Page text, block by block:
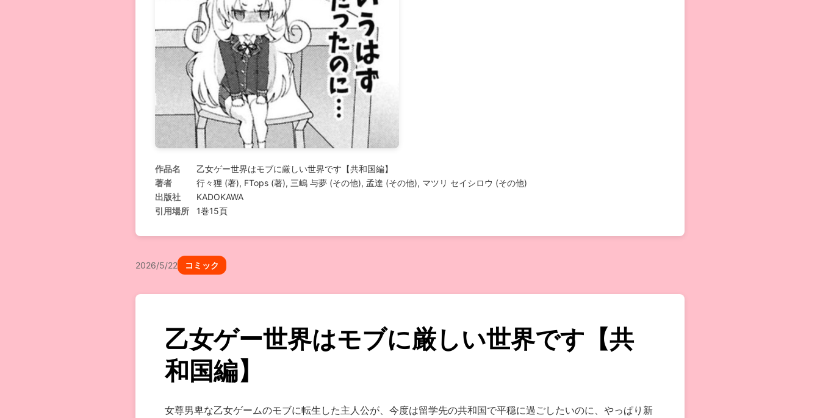
作品名
乙女ゲー世界はモブに厳しい世界です【共和国編】
著者
行々狸 (著), FTops (著), 三嶋 与夢 (その他), 孟達 (その他), マツリ セイシロウ (その他)
出版社
KADOKAWA
引用場所
1巻15頁
2026/5/22 コミック
乙女ゲー世界はモブに厳しい世界です【共
和国編】
女尊男卑な乙女ゲームのモブに転生した主人公が、今度は留学先の共和国で平穏に過ごしたいのに、やっぱり新